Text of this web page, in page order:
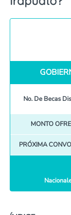
No. De Becas
MONTO
PRÓXIMA